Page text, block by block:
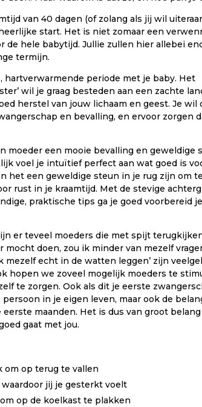
van 40 dagen (of zolang als jij wil
start. Het is niet zomaar een
de hele babytijd. Jullie zullen hier allebei
termijn.
hartverwarmende periode met je baby. Het
wil je graag besteden aan een zachte
herstel van jouw lichaam en geest. Je wil
en bevalling, en ervoor zorgen
moeder een mooie bevalling en geweldige
voel je intuïtief perfect aan wat goed is
het een geweldige steun in je rug zijn om
rust in je kraamtijd. Met de stevige
praktische tips ga je goed voorbereid je
er teveel moeders die met spijt
mocht doen, zou ik minder van mezelf
mezelf echt in de watten leggen’ zijn
hopen we zoveel mogelijk moeders te
te zorgen. Ook als dit je eerste
in je eigen leven, maar ook de
maanden. Het is dus van groot
gaat met jou.
om op terug te vallen
jij je gesterkt voelt
op de koelkast te plakken